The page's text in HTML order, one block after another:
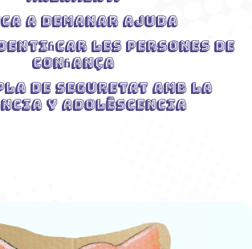
a demanar ajuda
les persones de
conﬁança
de seguretat amb la
y adolèscencia